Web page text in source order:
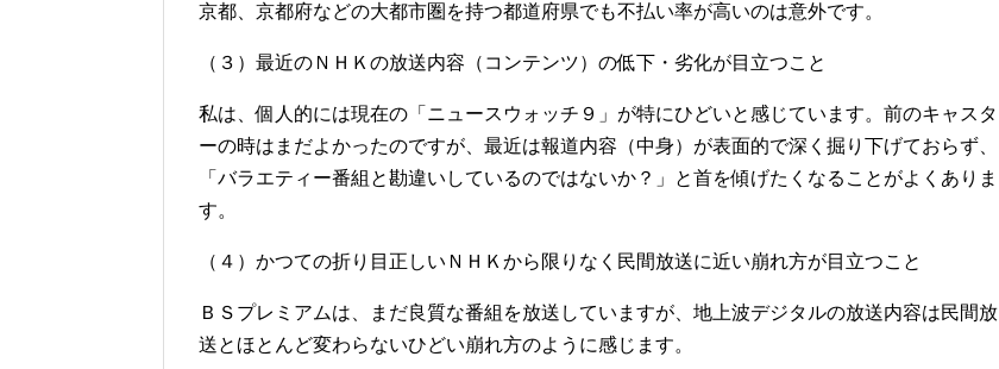
京都、京都府などの大都市圏を持つ都道府県でも不払い率が高いのは意外です。
（３）最近のＮＨＫの放送内容（コンテンツ）の低下・劣化が目立つこと
私は、個人的には現在の「ニュースウォッチ９」が特にひどいと感じています。前のキャスタ
ーの時はまだよかったのですが、最近は報道内容（中身）が表面的で深く掘り下げておらず、
「バラエティー番組と勘違いしているのではないか？」と首を傾げたくなることがよくありま
す。
（４）かつての折り目正しいＮＨＫから限りなく民間放送に近い崩れ方が目立つこと
ＢＳプレミアムは、まだ良質な番組を放送していますが、地上波デジタルの放送内容は民間放
送とほとんど変わらないひどい崩れ方のように感じます。